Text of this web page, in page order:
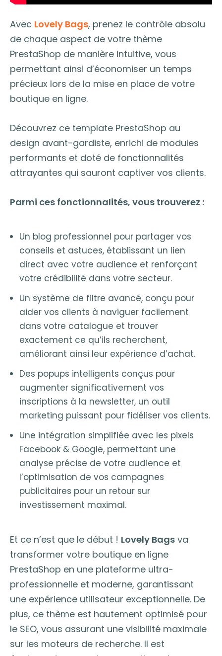
Avec Lovely Bags, prenez le contrôle absolu
de chaque aspect de votre thème
PrestaShop de manière intuitive, vous
permettant ainsi d’économiser un temps
précieux lors de la mise en place de votre
boutique en ligne.
Découvrez ce template PrestaShop au
design avant-gardiste, enrichi de modules
performants et doté de fonctionnalités
attrayantes qui sauront captiver vos clients.
Parmi ces fonctionnalités, vous trouverez :
Un blog professionnel pour partager vos
conseils et astuces, établissant un lien
direct avec votre audience et renforçant
votre crédibilité dans votre secteur.
Un système de filtre avancé, conçu pour
aider vos clients à naviguer facilement
dans votre catalogue et trouver
exactement ce qu’ils recherchent,
améliorant ainsi leur expérience d’achat.
Des popups intelligents conçus pour
augmenter significativement vos
inscriptions à la newsletter, un outil
marketing puissant pour fidéliser vos clients.
Une intégration simplifiée avec les pixels
Facebook & Google, permettant une
analyse précise de votre audience et
l’optimisation de vos campagnes
publicitaires pour un retour sur
investissement maximal.
Et ce n’est que le début ! Lovely Bags va
transformer votre boutique en ligne
PrestaShop en une plateforme ultra-
professionnelle et moderne, garantissant
une expérience utilisateur exceptionnelle. De
plus, ce thème est hautement optimisé pour
le SEO, vous assurant une visibilité maximale
sur les moteurs de recherche. Il est